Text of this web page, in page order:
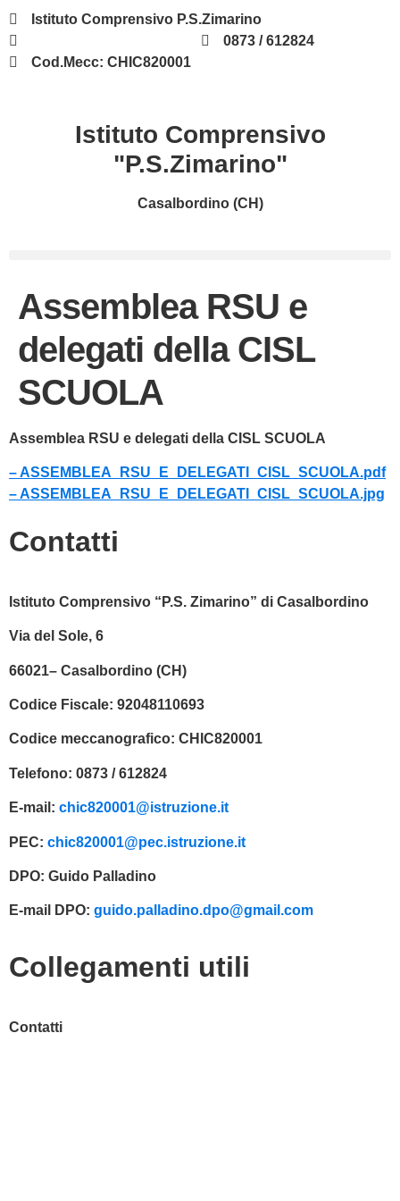
contenuto
Istituto Comprensivo P.S.Zimarino
0873 / 612824
Cod.Mecc: CHIC820001
Istituto Comprensivo
"P.S.Zimarino"
Casalbordino (CH)
Assemblea RSU e
delegati della CISL
SCUOLA
Assemblea RSU e delegati della CISL SCUOLA
– ASSEMBLEA_RSU_E_DELEGATI_CISL_SCUOLA.pdf
– ASSEMBLEA_RSU_E_DELEGATI_CISL_SCUOLA.jpg
Contatti
Istituto Comprensivo “P.S. Zimarino” di Casalbordino
Via del Sole, 6
66021– Casalbordino (CH)
Codice Fiscale: 92048110693
Codice meccanografico: CHIC820001
Telefono: 0873 / 612824
E-mail: chic820001@istruzione.it
PEC: chic820001@pec.istruzione.it
DPO: Guido Palladino
E-mail DPO: guido.palladino.dpo@gmail.com
Collegamenti utili
Contatti